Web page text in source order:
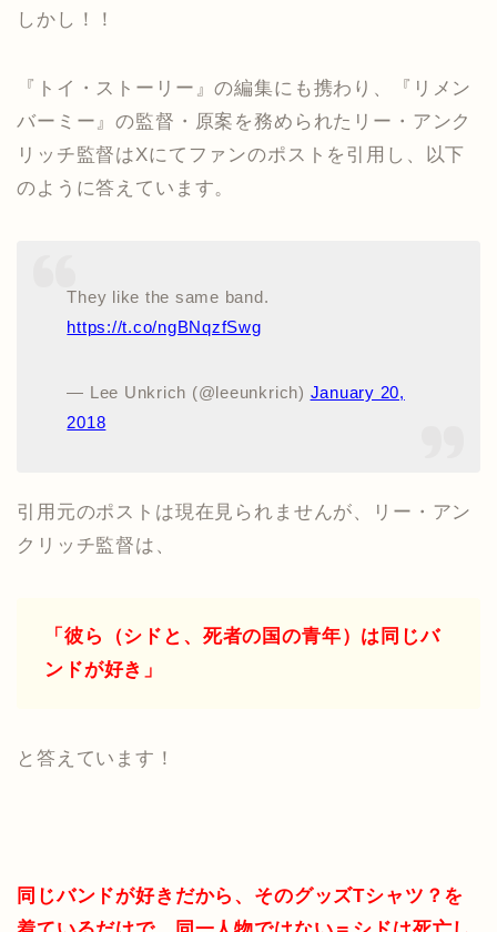
しかし！！
『トイ・ストーリー』の編集にも携わり、『リメン
バーミー』の監督・原案を務められたリー・アンク
リッチ監督はXにてファンのポストを引用し、以下
のように答えています。
They like the same band.
https://t.co/ngBNqzfSwg
— Lee Unkrich (@leeunkrich) January 20,
2018
引用元のポストは現在見られませんが、リー・アン
クリッチ監督は、
「彼ら（シドと、死者の国の青年）は同じバ
ンドが好き」
と答えています！
同じバンドが好きだから、そのグッズTシャツ？を